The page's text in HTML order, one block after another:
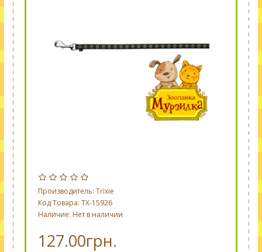
Производитель: Trixie
Код Товара: TX-15926
Наличие: Нет в наличии
127.00грн.